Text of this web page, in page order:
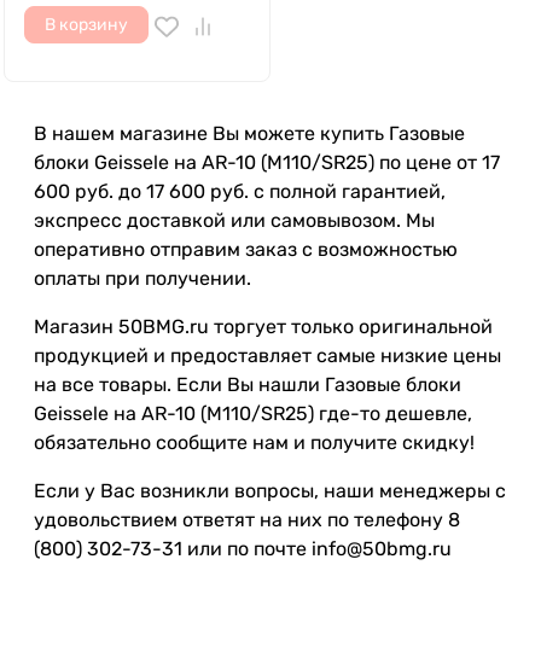
В корзину
В нашем магазине Вы можете купить Газовые
блоки Geissele на AR-10 (M110/SR25) по цене от 17
600 руб. до 17 600 руб. с полной гарантией,
экспресс доставкой или самовывозом. Мы
оперативно отправим заказ с возможностью
оплаты при получении.
Магазин 50BMG.ru торгует только оригинальной
продукцией и предоставляет самые низкие цены
на все товары. Если Вы нашли Газовые блоки
Geissele на AR-10 (M110/SR25) где-то дешевле,
обязательно сообщите нам и получите скидку!
Если у Вас возникли вопросы, наши менеджеры с
удовольствием ответят на них по телефону 8
(800) 302-73-31 или по почте info@50bmg.ru